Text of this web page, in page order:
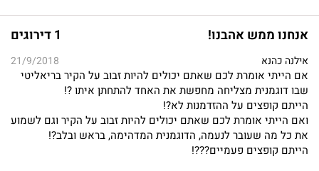
אנחנו ממש אהבנו! 1 דירוגים
אילנה כהנא 21/9/2018
אם הייתי אומרת לכם שאתם יכולים להיות זבוב על הקיר בריאליטי
שבו דוגמנית מצליחה מחפשת את האחד להתחתן איתו ?!
הייתם קופצים על ההזדמנות לא?!
ואם הייתי אומרת לכם שאתם יכולים להיות זבוב על הקיר וגם לשמוע
את כל מה שעובר לנעמה, הדוגמנית המדהימה, בראש ובלב?!
הייתם קופצים פעמיים???!